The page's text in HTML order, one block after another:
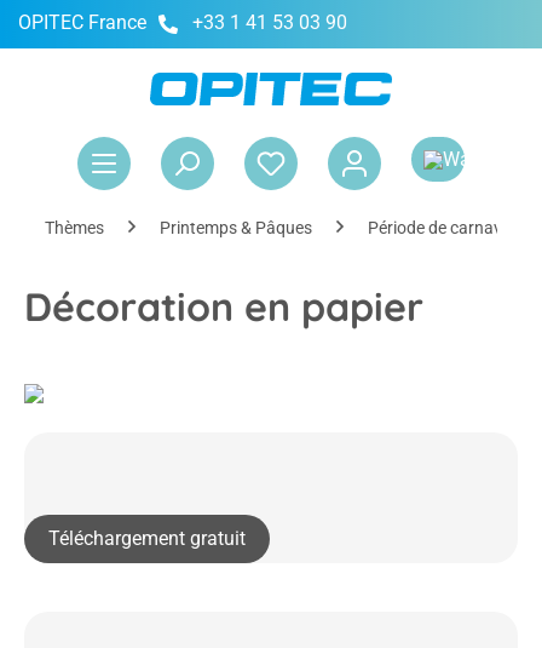
principal
OPITEC France +33 1 41 53 03 90
Thèmes Printemps & Pâques Période de carnaval
Décoration en papier
Téléchargement gratuit